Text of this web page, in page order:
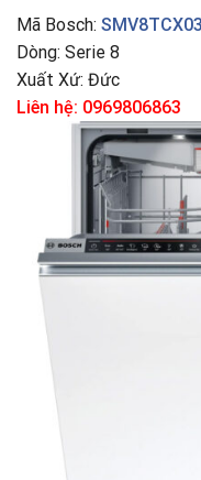
Mã Bosch:
Dòng: Serie 8
Xuất Xứ: Đức
Liên hệ: 0969806863